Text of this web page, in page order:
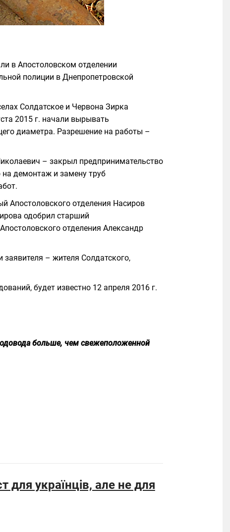
в Апостоловском отделении
полиции в Днепропетровской
Солдатское и Червона Зирка
2015 г. начали вырывать
диаметра. Разрешение на работы –
– закрыл предпринимательство
на демонтаж и замену труб
Апостоловского отделения Насиров
одобрил старший
отделения Александр
– жителя Солдатского,
будет известно 12 апреля 2016 г.
больше, чем свежеположенной
для українців, але не для